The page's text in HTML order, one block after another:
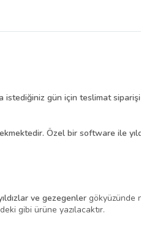
gün için teslimat
Özel bir software ile
ve gezegenler gökyüzünde
gibi ürüne yazılacaktır.